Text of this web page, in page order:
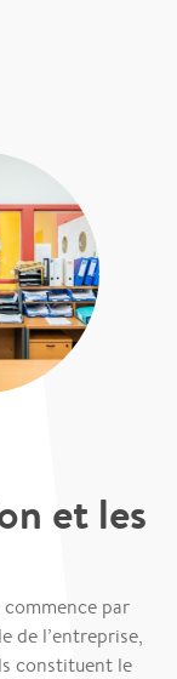
et les
par
de l’entreprise,
constituent le